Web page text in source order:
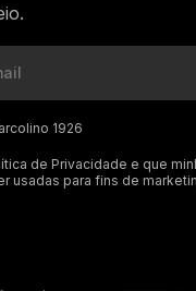
1926
de Privacidade e que
usadas para fins de